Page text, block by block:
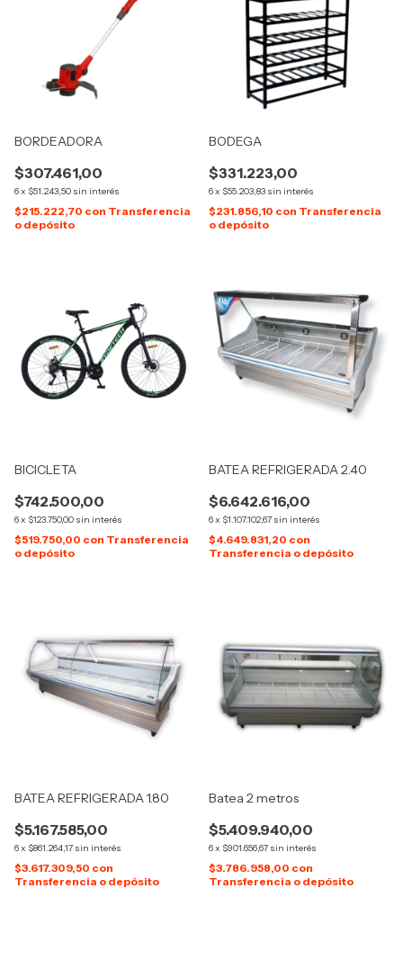
BORDEADORA
$307.461,00
6x $51.243,50 sin interés
$215.222,70 con Transferencia
o depósito
BODEGA
$331.223,00
6x $55.203,83 sin interés
$231.856,10 con Transferencia
o depósito
BICICLETA
$742.500,00
6x $123.750,00 sin interés
$519.750,00 con Transferencia
o depósito
BATEA REFRIGERADA 2.40
$6.642.616,00
6x $1.107.102,67 sin interés
$4.649.831,20 con
Transferencia o depósito
BATEA REFRIGERADA 1.80
$5.167.585,00
6x $861.264,17 sin interés
$3.617.309,50 con
Transferencia o depósito
Batea 2 metros
$5.409.940,00
6x $901.656,67 sin interés
$3.786.958,00 con
Transferencia o depósito